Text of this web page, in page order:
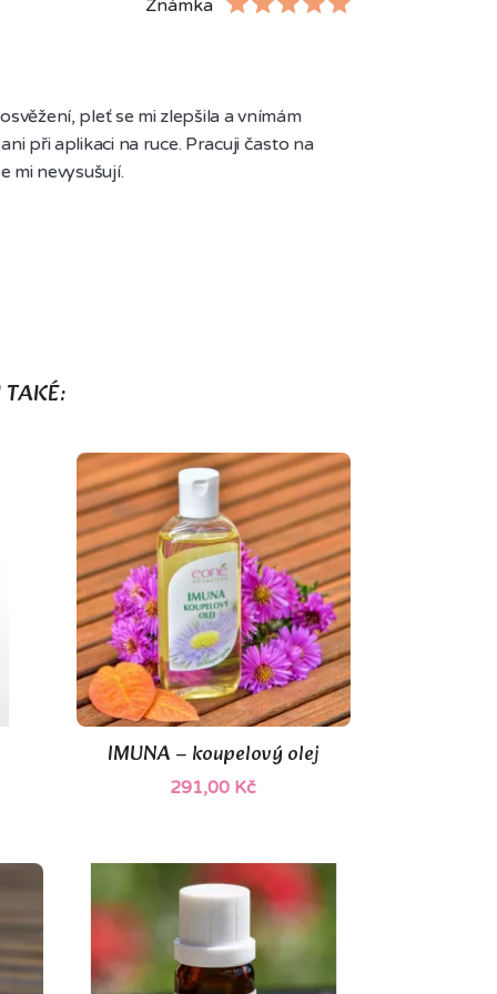
Známka
pleť se mi zlepšila a vnímám
při aplikaci na ruce. Pracuji často na
mi nevysušují.
IMUNA – koupelový olej
291,00 Kč
(1)
Rychlý náhled